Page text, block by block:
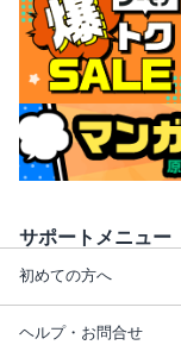
サポートメニュー
初めての方へ
ヘルプ・お問合せ